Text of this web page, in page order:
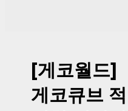
[게코월드]
게코큐브 적